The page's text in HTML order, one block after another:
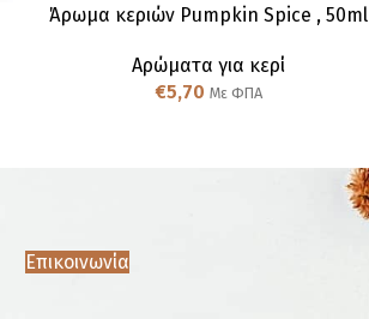
Άρωμα κεριών Pumpkin Spice , 50ml
Αρώματα για κερί
€5,70 Με ΦΠΑ
Επικοινωνία